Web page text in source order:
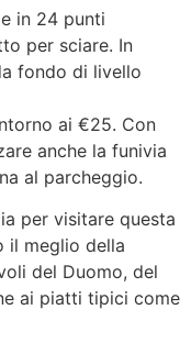
in 24 punti
per sciare. In
fondo di livello
ai €25. Con
anche la funivia
al parcheggio.
per visitare questa
il meglio della
del Duomo, del
ai piatti tipici come